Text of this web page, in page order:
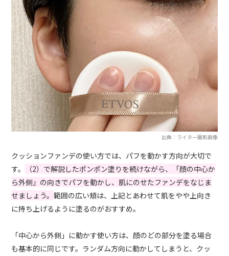
出典：ライター撮影画像
クッションファンデの使い方では、パフを動かす方向が大切で
す。
（2）で解説したポンポン塗りを続けながら、「顔の中心か
ら外側」の向きでパフを動かし、肌にのせたファンデをなじま
せましょう。範囲の広い頬は、上記とあわせて肌をやや上向き
に持ち上げるように塗るのがおすすめ。
「中心から外側」に動かす使い方は、顔のどの部分を塗る場合
も基本的に同じです。ランダム方向に動かしてしまうと、クッ